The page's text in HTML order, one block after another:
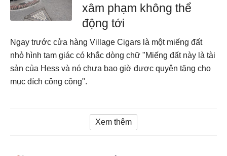
xâm phạm không thể
động tới
Ngay trước cửa hàng Village Cigars là một miếng đất
nhỏ hình tam giác có khắc dòng chữ "Miếng đất này là tài
sản của Hess và nó chưa bao giờ được quyên tặng cho
mục đích công cộng".
Xem thêm